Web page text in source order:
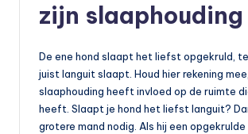
zijn slaaphouding
De ene hond slaapt het liefst opgekruld,
juist languit slaapt. Houd hier rekening
slaaphouding heeft invloed op de ruimte
heeft. Slaapt je hond het liefst languit?
grotere mand nodig. Als hij een opgekrulde